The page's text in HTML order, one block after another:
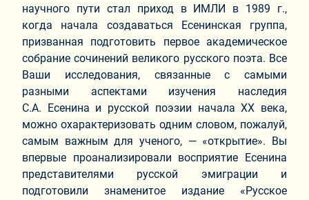
научного пути стал приход в ИМЛИ в 1989 г.,
когда начала создаваться Есенинская группа,
призванная подготовить первое академическое
собрание сочинений великого русского поэта. Все
Ваши исследования, связанные с самыми
разными аспектами изучения наследия
С.А. Есенина и русской поэзии начала ХХ века,
можно охарактеризовать одним словом, пожалуй,
самым важным для ученого, — «открытие». Вы
впервые проанализировали восприятие Есенина
представителями русской эмиграции и
подготовили знаменитое издание «Русское